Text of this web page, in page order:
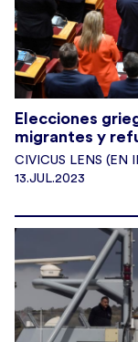
Elecciones
migrantes y
CIVICUS LENS (EN
13.JUL.2023